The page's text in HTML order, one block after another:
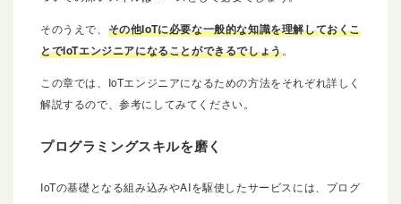
そのうえで、 その他IoTに必要な一般的な知識を理解しておくこ
とでIoTエンジニアになることができるでしょう。
この章では、IoTエンジニアになるための方法をそれぞれ詳しく
解説するので、参考にしてみてください。
プログラミングスキルを磨く
IoTの基礎となる組み込みやAIを駆使したサービスには、プログ